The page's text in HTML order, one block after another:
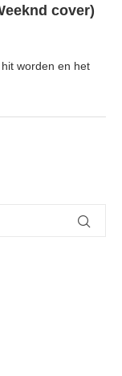
cover)
worden en het